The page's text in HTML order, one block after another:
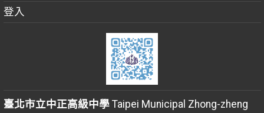
登入
臺北市立中正高級中學Taipei Municipal Zhong-zheng